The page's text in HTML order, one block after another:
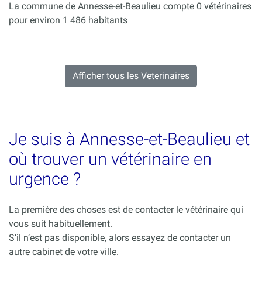
La commune de Annesse-et-Beaulieu compte 0 vétérinaires
pour environ 1 486 habitants
Afficher tous les Veterinaires
Je suis à Annesse-et-Beaulieu et
où trouver un vétérinaire en
urgence ?
La première des choses est de contacter le vétérinaire qui
vous suit habituellement.
S’il n’est pas disponible, alors essayez de contacter un
autre cabinet de votre ville.